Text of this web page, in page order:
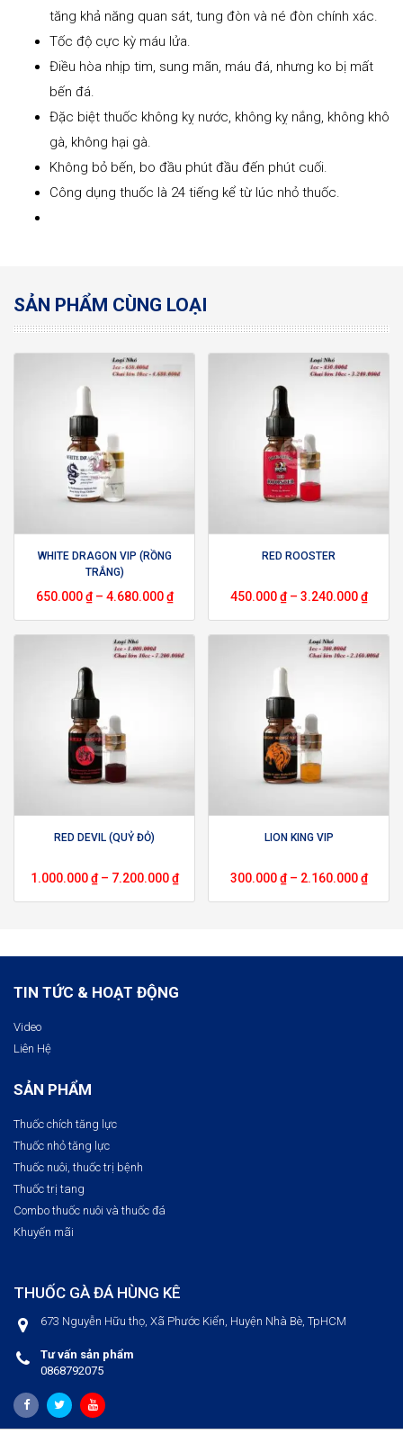
tăng khả năng quan sát, tung đòn và né đòn chính xác.
Tốc độ cực kỳ máu lửa.
Điều hòa nhịp tim, sung mãn, máu đá, nhưng ko bị mất
bến đá.
Đặc biệt thuốc không kỵ nước, không kỵ nắng, không khô
gà, không hại gà.
Không bỏ bến, bo đầu phút đầu đến phút cuối.
Công dụng thuốc là 24 tiếng kể từ lúc nhỏ thuốc.
SẢN PHẨM CÙNG LOẠI
WHITE DRAGON VIP (RỒNG
TRẮNG)
650.000₫– 4.680.000₫
RED ROOSTER
450.000₫– 3.240.000₫
RED DEVIL (QUỶ ĐỎ)
1.000.000₫– 7.200.000₫
LION KING VIP
300.000₫– 2.160.000₫
TIN TỨC & HOẠT ĐỘNG
Video
Liên Hệ
SẢN PHẨM
Thuốc chích tăng lực
Thuốc nhỏ tăng lực
Thuốc nuôi, thuốc trị bệnh​
Thuốc trị tang
Combo thuốc nuôi và thuốc đá
Khuyến mãi
THUỐC GÀ ĐÁ HÙNG KÊ
673 Nguyễn Hữu thọ, Xã Phước Kiển, Huyện Nhà Bè, TpHCM
Tư vấn sản phẩm
0868792075